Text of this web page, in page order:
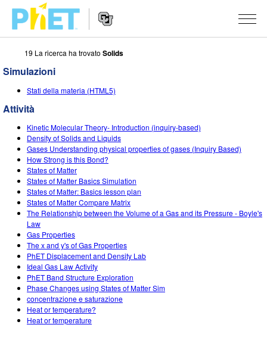
Ricerca
sito
PhET
Sito
Web
SIMULAZIONI
Tutte le simulazioni
Fisica
Matematica e statistica
Chimica
Terra e Spazio
Biologia
Simulazione tradotte
Customizable Sims
STUDIO
About Studio
Customizable Sims
Inizia una prova gratuita
Acquista una licenza
INSEGNAMENTO
Attività
Contribuisci con una Attività
Linee guida per i contributi alle attività
Workshop virtuali
Professional Learning with PhET
Teaching with PhET
RICERCHE
INIZIATIVE
Progettazione inclusiva
PhET Global
Padronanza dei dati (Data Fluency)
DEIB nelle STEM
SceneryStack OSE
Rapporto sull'impatto.
ENTRA / REGISTRATI
ENTRA / REGISTRATI
19 La ricerca ha trovato Solids
Simulazioni
Stati della materia (HTML5)
Attività
Kinetic Molecular Theory- Introduction (inquiry-based)
Density of Solids and Liquids
Gases Understanding physical properties of gases (Inquiry Based)
How Strong is this Bond?
States of Matter
States of Matter Basics Simulation
States of Matter: Basics lesson plan
States of Matter Compare Matrix
The Relationship between the Volume of a Gas and its Pressure - Boyle's
Law
Gas Properties
The x and y's of Gas Properties
PhET Displacement and Density Lab
Ideal Gas Law Activity
PhET Band Structure Exploration
Phase Changes using States of Matter Sim
concentrazione e saturazione
Heat or temperature?
Heat or temperature